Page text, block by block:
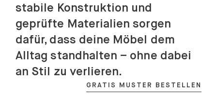
stabile Konstruktion und
geprüfte Materialien sorgen
dafür, dass deine Möbel dem
Alltag standhalten – ohne dabei
an Stil zu verlieren.
GRATIS MUSTER BESTELLEN